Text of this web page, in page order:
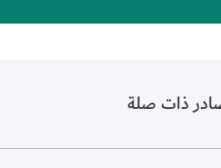
ذات صلة